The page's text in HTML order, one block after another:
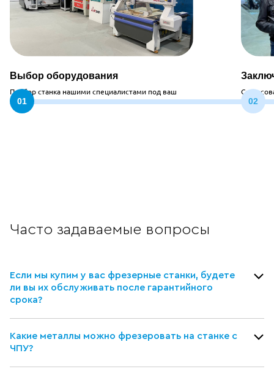
Выбор оборудования
Подбор станка нашими специалистами под ваш
запрос
Часто задаваемые вопросы
Если мы купим у вас фрезерные станки, будете
ли вы их обслуживать после гарантийного
срока?
Какие металлы можно фрезеровать на станке с
ЧПУ?